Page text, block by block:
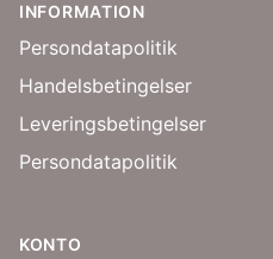
INFORMATION
Persondatapolitik
Handelsbetingelser
Leveringsbetingelser
Persondatapolitik
KONTO